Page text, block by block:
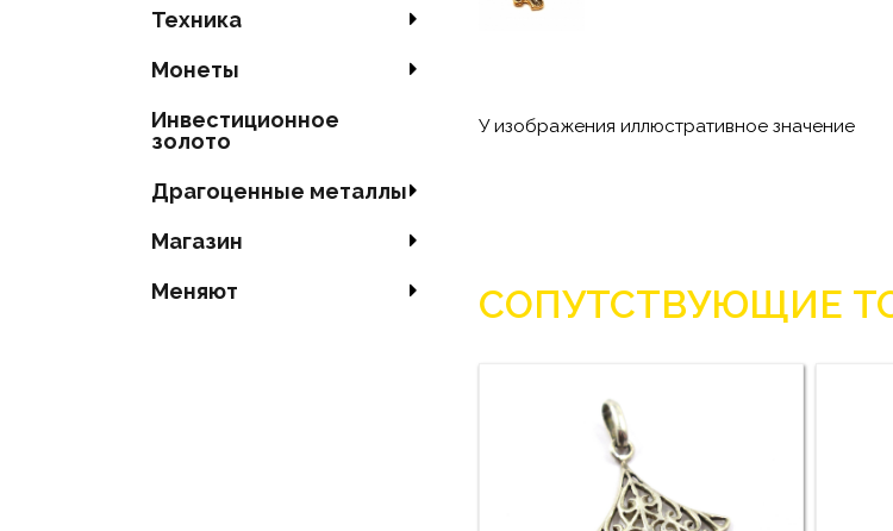
Техника
Mонеты
Инвестиционное
золото
Драгоценные металлы
Магазин
Меняют
У изображения иллюстративное значение
СОПУТСТВУЮЩИЕ